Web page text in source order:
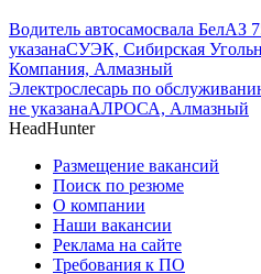
Водитель автосамосвала БелАЗ
указанаСУЭК, Сибирская
Компания, Алмазный
Электрослесарь по
не указанаАЛРОСА, Алмазный
HeadHunter
Размещение вакансий
Поиск по резюме
О компании
Наши вакансии
Реклама на сайте
Требования к ПО